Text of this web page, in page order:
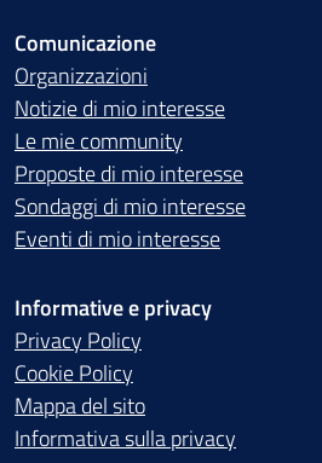
Comunicazione
Organizzazioni
Notizie di mio interesse
Le mie community
Proposte di mio interesse
Sondaggi di mio interesse
Eventi di mio interesse
Informative e privacy
Privacy Policy
Cookie Policy
Mappa del sito
Informativa sulla privacy